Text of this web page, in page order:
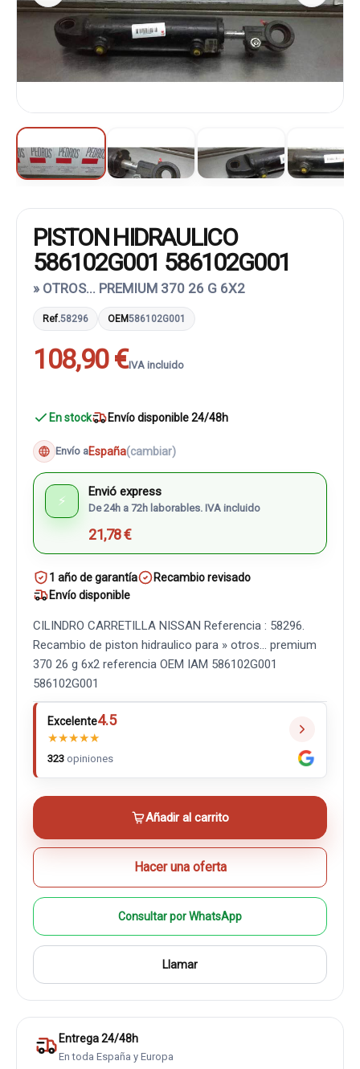
PISTON HIDRAULICO
586102G001 586102G001
» OTROS... PREMIUM 370 26 G 6X2
Ref.58296 OEM586102G001
108,90 €IVA incluido
En stock Envío disponible 24/48h
Envío aEspaña(cambiar)
⚡
Envió express
De 24h a 72h laborables. IVA incluido
21,78 €
1 año de garantía
Recambio revisado
Envío disponible
CILINDRO CARRETILLA NISSAN Referencia : 58296.
Recambio de piston hidraulico para » otros... premium
370 26 g 6x2 referencia OEM IAM 586102G001
586102G001
Excelente4.5
★★★★★
323 opiniones
Añadir al carrito
Hacer una oferta
Consultar por WhatsApp
Llamar
Entrega 24/48h
En toda España y Europa